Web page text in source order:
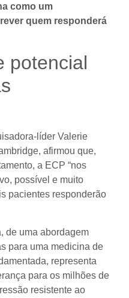
como um
quem responderá
potencial
líder Valerie
afirmou que,
a ECP “nos
possível e muito
pacientes responderão
de uma abordagem
para uma medicina de
representa
para os milhões de
resistente ao